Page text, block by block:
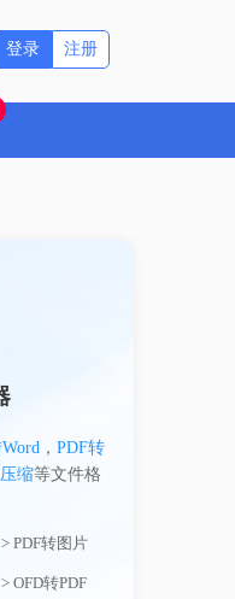
注册
登录
， PDF转
缩等文件格
> PDF转图片
> OFD转PDF